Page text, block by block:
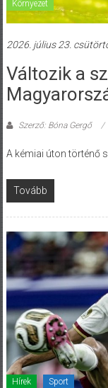
Környezet
2026. július 23.
Változik a
Szerző: Bóna Gergő
A kémiai úton történő
Tovább
Hírek Sport